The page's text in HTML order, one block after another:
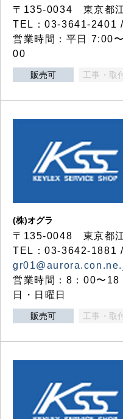
〒135-0034 東京都
TEL：03-3641-2401
営業時間：平日 7:00
00
販売可 工事・取
(株)オグラ
〒135-0048 東京都
TEL：03-3642-1881
営業時間：8：00〜
日・日曜日
販売可 工事・取